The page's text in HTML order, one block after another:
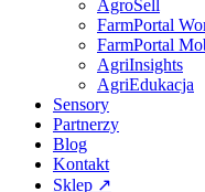
AgroSell
FarmPortal
FarmPortal
AgriInsights
AgriEdukacja
Sensory
Partnerzy
Blog
Kontakt
Sklep ↗